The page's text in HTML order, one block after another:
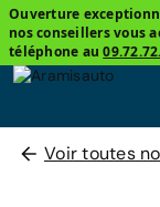
Ouverture
nos conseillers vous
téléphone au
Voir toutes